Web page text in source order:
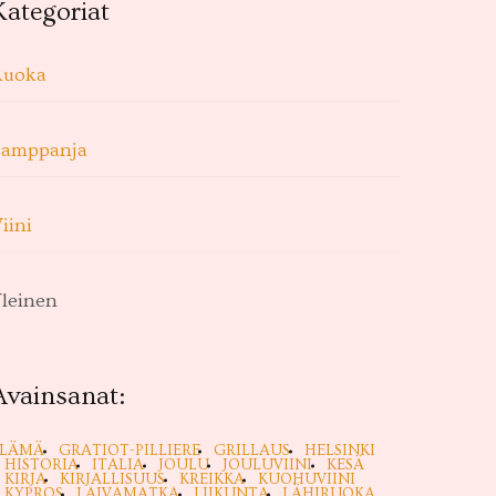
GRATIOT-PILLIERE GRILLAUS
HELSINKI
HISTORIA
ITALIA JOULU JOULUVIINI
KESÄ
KIRJA
KIRJALLISUUS KREIKKA
KUOHUVIINI